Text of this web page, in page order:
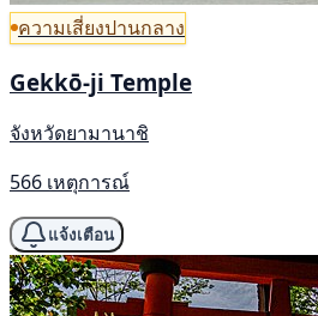
ความเสี่ยงปานกลาง
Gekkō-ji Temple
จังหวัดยามานาชิ
566 เหตุการณ์
แจ้งเตือน